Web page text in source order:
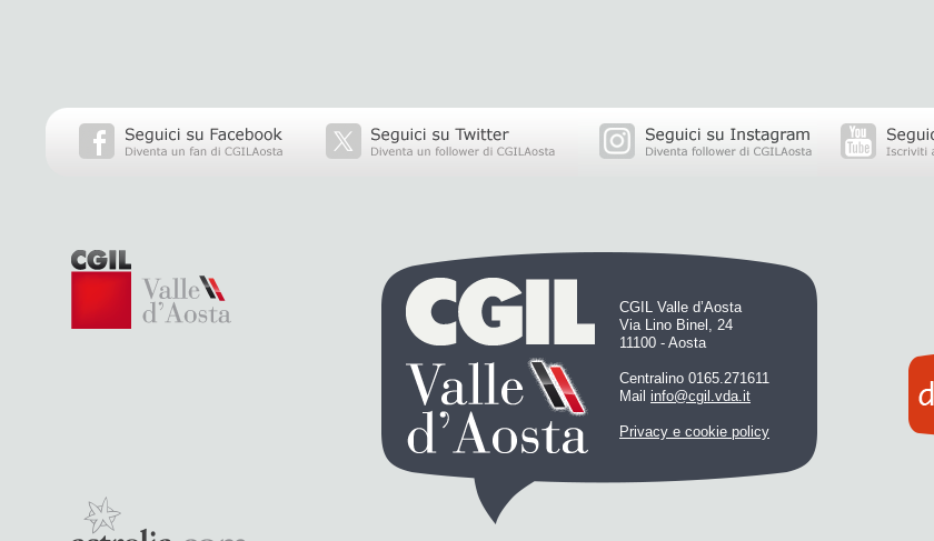
CGIL Valle d’Aosta
Via Lino Binel, 24
11100 - Aosta
Centralino 0165.271611
Mail info@cgil.vda.it
Privacy e cookie policy